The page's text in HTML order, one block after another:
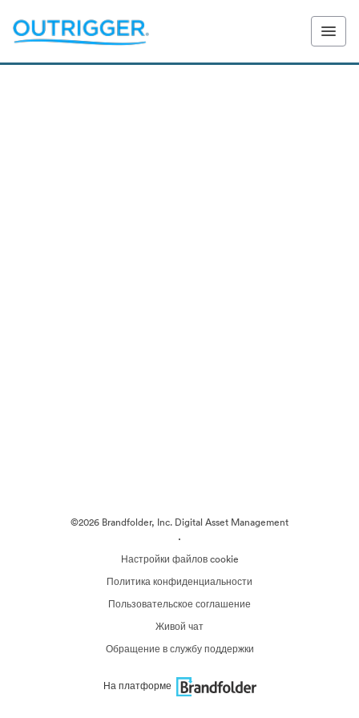
©2026 Brandfolder, Inc. Digital Asset Management
·
Настройки файлов cookie
Политика конфиденциальности
Пользовательское соглашение
Живой чат
Обращение в службу поддержки
На платформе